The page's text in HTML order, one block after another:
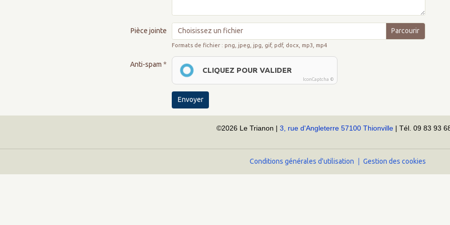
Pièce jointe Choisissez un fichier
Formats de fichier : png, jpeg, jpg, gif, pdf, docx, mp3, mp4
Anti-spam
CLIQUEZ POUR VALIDER
IconCaptcha ©
Envoyer
©2026 Le Trianon | 3, rue d'Angleterre 57100 Thionville | Tél. 09 83 93
Conditions générales d'utilisation Gestion des cookies